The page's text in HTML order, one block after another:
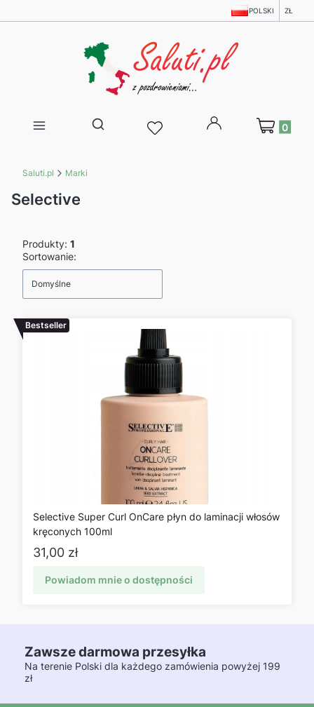
POLSKI ZŁ
Otwórz wyszukiwarkę
Produkty w
Saluti.pl Marki
Selective
Produkty: 1
Lista produktów
Sortowanie:
Domyślne
Bestseller
Selective Super Curl OnCare płyn do laminacji włosów
kręconych 100ml
Cena
31,00 zł
Powiadom mnie o dostępności
Zawsze darmowa przesyłka
Na terenie Polski dla każdego zamówienia powyżej 199
zł